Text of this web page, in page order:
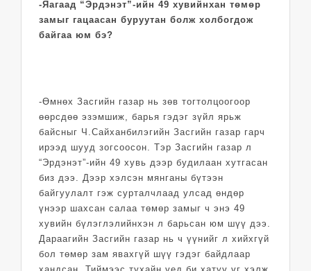
-Яагаад “Эрдэнэт”-ийн 49 хувийнхан төмөр
замыг гацаасан буруутан болж холбогдож
байгаа юм бэ?
-Өмнөх Засгийн газар нь зөв тогтолцоогоор
өөрсдөө эзэмшиж, барья гэдэг зүйл ярьж
байсныг Ч.Сайханбилэгийн Засгийн газар гарч
ирээд шууд зогсоосон. Тэр Засгийн газар л
“Эрдэнэт”-ийн 49 хувь дээр будилаан хутгасан
биз дээ. Дээр хэлсэн мянганы бүтээн
байгуулалт гэж сурталчлаад улсад өндөр
үнээр шахсан салаа төмөр замыг ч энэ 49
хувийн бүлэглэлийнхэн л барьсан юм шүү дээ.
Дараагийн Засгийн газар нь ч үүнийг л хийхгүй
бол төмөр зам явахгүй шүү гэдэг байдлаар